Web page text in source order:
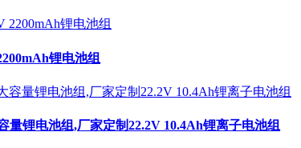
锂电池组
量锂电池组,厂家定制22.2V 10.4Ah锂离子电池组